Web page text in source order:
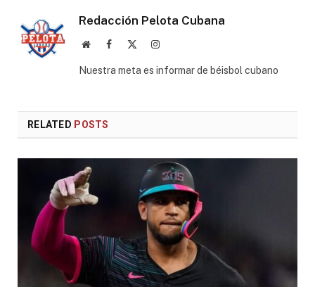
Redacción Pelota Cubana
WebsiteFacebook Instagram
Nuestra meta es informar de béisbol cubano
RELATED POSTS